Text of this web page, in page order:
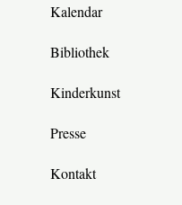
Kalendar
Bibliothek
Kinderkunst
Presse
Kontakt